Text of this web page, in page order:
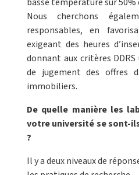
Nous cherchons
responsables, en
exigeant des heures
donnant aux critères
de jugement des offres
immobiliers.
De quelle manière les
votre université se sont-
?
Il y a deux niveaux de